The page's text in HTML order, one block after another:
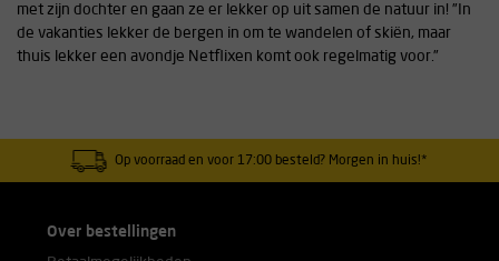
met zijn dochter en gaan ze er lekker op uit samen de natuur in! ”In
de vakanties lekker de bergen in om te wandelen of skiën, maar
thuis lekker een avondje Netflixen komt ook regelmatig voor.”
Op voorraad en voor 17:00 besteld? Morgen in huis!*
Over bestellingen